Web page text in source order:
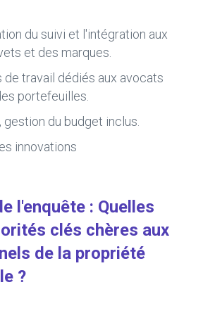
du suivi et l'intégration aux
et des marques.
de travail dédiés aux avocats
portefeuilles.
gestion du budget inclus.
innovations
l'enquête : Quelles
clés chères aux
de la propriété
?